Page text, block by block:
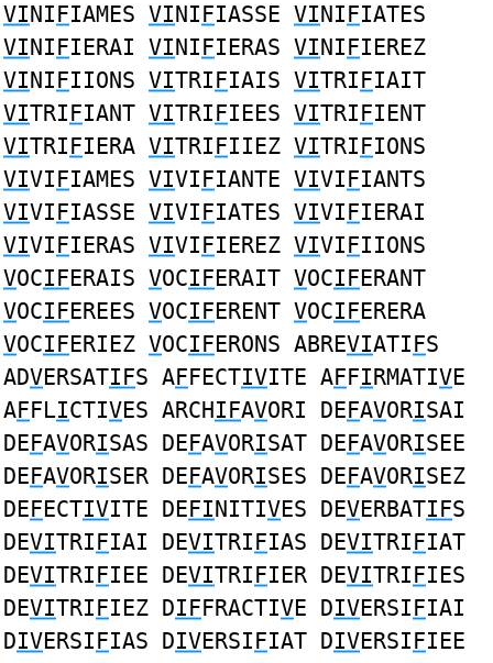
VINIFIAMES VINIFIASSE VINIFIATES
VINIFIERAI VINIFIERAS VINIFIEREZ
VINIFIIONS VITRIFIAIS VITRIFIAIT
VITRIFIANT VITRIFIEES VITRIFIENT
VITRIFIERA VITRIFIIEZ VITRIFIONS
VIVIFIAMES VIVIFIANTE VIVIFIANTS
VIVIFIASSE VIVIFIATES VIVIFIERAI
VIVIFIERAS VIVIFIEREZ VIVIFIIONS
VOCIFERAIS VOCIFERAIT VOCIFERANT
VOCIFEREES VOCIFERENT VOCIFERERA
VOCIFERIEZ VOCIFERONS ABREVIATIFS
ADVERSATIFS AFFECTIVITE AFFIRMATIVE
AFFLICTIVES ARCHIFAVORI DEFAVORISAI
DEFAVORISAS DEFAVORISAT DEFAVORISEE
DEFAVORISER DEFAVORISES DEFAVORISEZ
DEFECTIVITE DEFINITIVES DEVERBATIFS
DEVITRIFIAI DEVITRIFIAS DEVITRIFIAT
DEVITRIFIEE DEVITRIFIER DEVITRIFIES
DEVITRIFIEZ DIFFRACTIVE DIVERSIFIAI
DIVERSIFIAS DIVERSIFIAT DIVERSIFIEE